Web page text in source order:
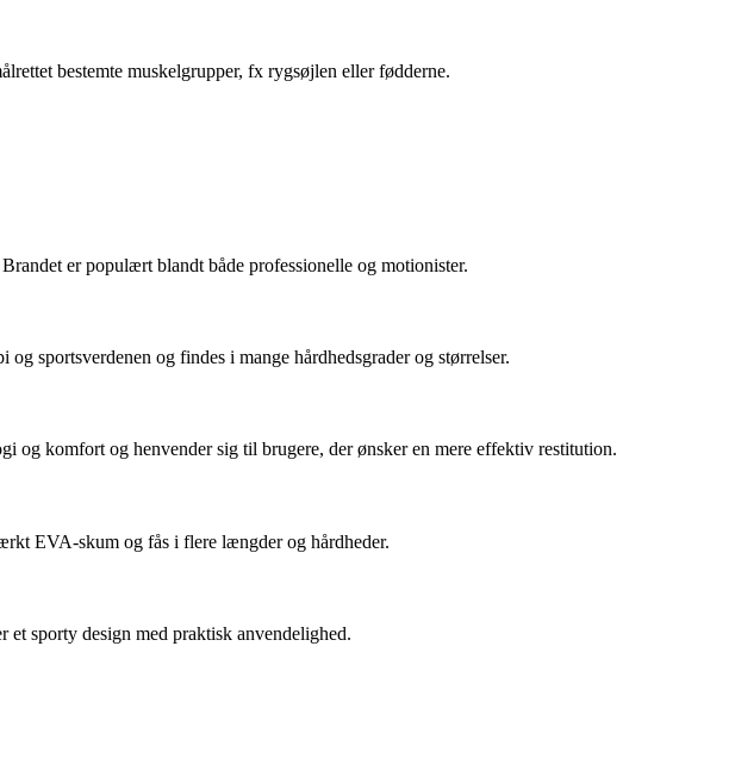
bestemte muskelgrupper, fx rygsøjlen eller fødderne.
er populært blandt både professionelle og motionister.
sportsverdenen og findes i mange hårdhedsgrader og størrelser.
og komfort og henvender sig til brugere, der ønsker en mere effektiv restitution.
EVA-skum og fås i flere længder og hårdheder.
sporty design med praktisk anvendelighed.